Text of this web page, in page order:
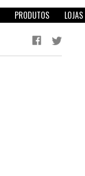
PRODUTOS LOJAS